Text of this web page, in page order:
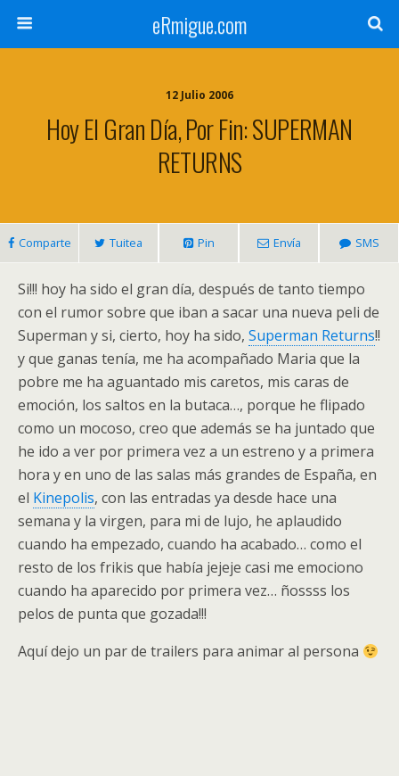
eRmigue.com
12 Julio 2006
Hoy El Gran Día, Por Fin: SUPERMAN
RETURNS
Comparte Tuitea Pin Envía SMS
Si!!! hoy ha sido el gran día, después de tanto tiempo
con el rumor sobre que iban a sacar una nueva peli de
Superman y si, cierto, hoy ha sido, Superman Returns!!
y que ganas tenía, me ha acompañado Maria que la
pobre me ha aguantado mis caretos, mis caras de
emoción, los saltos en la butaca…, porque he flipado
como un mocoso, creo que además se ha juntado que
he ido a ver por primera vez a un estreno y a primera
hora y en uno de las salas más grandes de España, en
el Kinepolis, con las entradas ya desde hace una
semana y la virgen, para mi de lujo, he aplaudido
cuando ha empezado, cuando ha acabado… como el
resto de los frikis que había jejeje casi me emociono
cuando ha aparecido por primera vez… ñossss los
pelos de punta que gozada!!!
Aquí dejo un par de trailers para animar al persona